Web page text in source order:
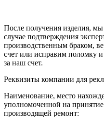
После получения изделия,
случае подтверждения
производственным браком,
счет или исправим поломку
за наш счет.
Реквизиты компании для
Наименование, место
уполномоченной на
производящей ремонт: